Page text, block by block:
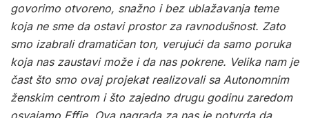
govorimo otvoreno, snažno i bez ublažavanja teme
koja ne sme da ostavi prostor za ravnodušnost. Zato
smo izabrali dramatičan ton, verujući da samo poruka
koja nas zaustavi može i da nas pokrene. Velika nam je
čast što smo ovaj projekat realizovali sa Autonomnim
ženskim centrom i što zajedno drugu godinu zaredom
osvajamo Effie. Ova nagrada za nas je potvrda da